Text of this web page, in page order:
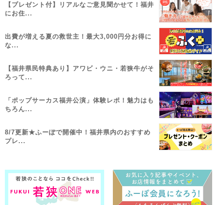
【プレゼント付】リアルなご意見聞かせて！福井
にお住...
出費が増える夏の救世主！最大3,000円分お得に
な...
【福井県民特典あり】アワビ・ウニ・若狭牛がそ
ろって...
「ポップサーカス福井公演」体験レポ！魅力はも
ちろん...
8/7更新★ふーぽで開催中！福井県内のおすすめ
プレ...